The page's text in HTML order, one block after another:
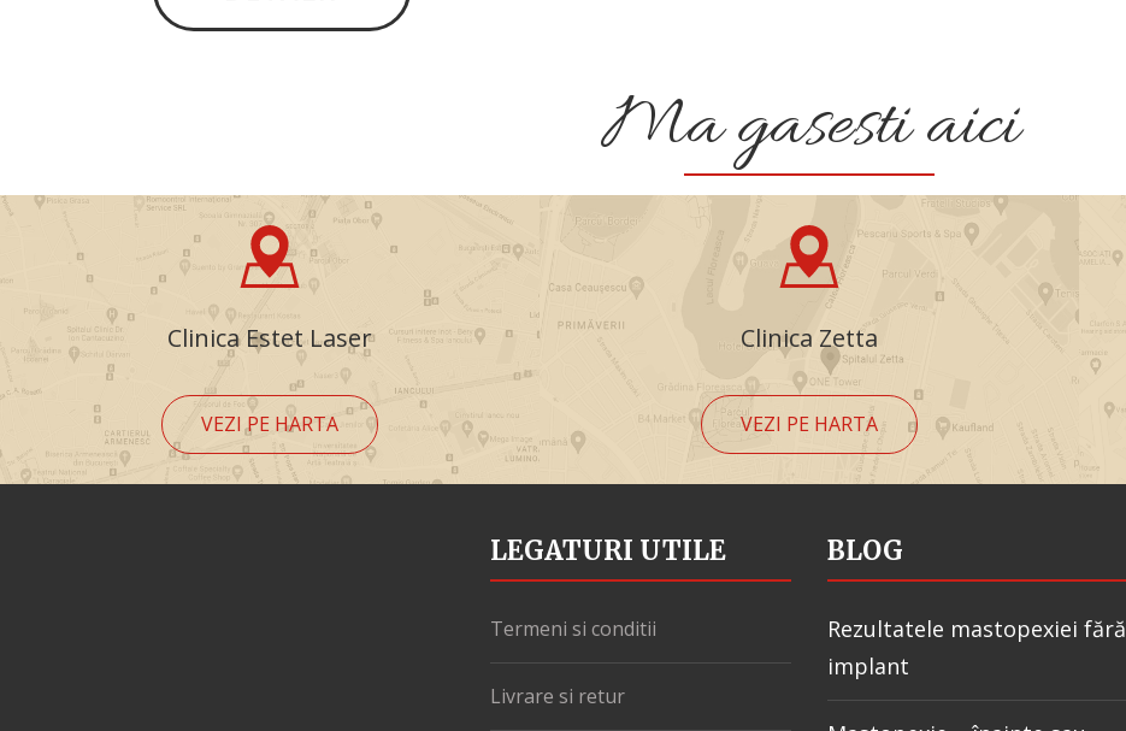
Ma gasesti aici
Clinica Estet Laser
VEZI PE HARTA
Clinica Zetta
VEZI PE HARTA
LEGATURI UTILE
Termeni si conditii
Livrare si retur
BLOG
Rezultatele mastopexiei fără
implant